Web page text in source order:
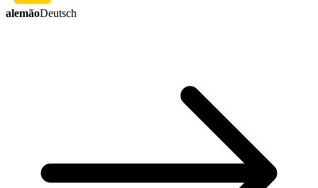
alemãoDeutsch